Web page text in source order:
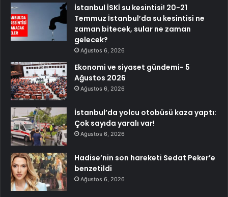
İstanbul İSKİ su kesintisi! 20-21
Temmuz İstanbul’da su kesintisi ne
zaman bitecek, sular ne zaman
gelecek?
Ağustos 6, 2026
Ekonomi ve siyaset gündemi- 5
Ağustos 2026
Ağustos 6, 2026
İstanbul’da yolcu otobüsü kaza yaptı:
Çok sayıda yaralı var!
Ağustos 6, 2026
Hadise’nin son hareketi Sedat Peker’e
benzetildi
Ağustos 6, 2026